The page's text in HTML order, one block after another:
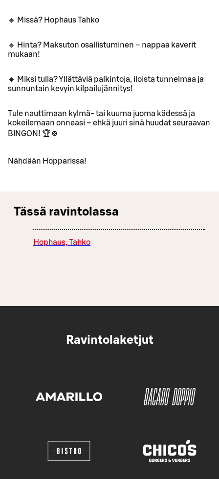
🔸 Missä? Hophaus Tahko
🔸 Hinta? Maksuton osallistuminen – nappaa kaverit
mukaan!
🔸 Miksi tulla? Yllättäviä palkintoja, iloista tunnelmaa ja
sunnuntain kevyin kilpailujännitys!
Tule nauttimaan kylmä- tai kuuma juoma kädessä ja
kokeilemaan onneasi – ehkä juuri sinä huudat seuraavan
BINGON! 🏆🍀
Nähdään Hopparissa!
Tässä ravintolassa
Hophaus, Tahko
Ravintolaketjut